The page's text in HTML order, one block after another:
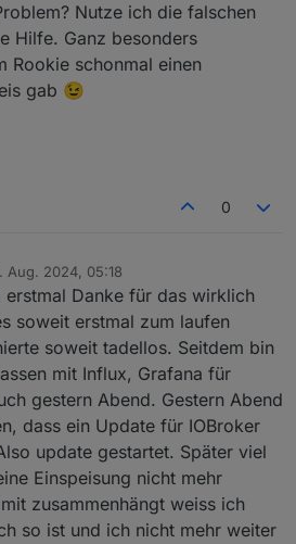
Nutze ich die falschen
Hilfe. Ganz besonders
Rookie schonmal einen
gab 😉
0
Aug. 2024, 05:18
von
erstmal Danke für das wirklich
soweit erstmal zum laufen
soweit tadellos. Seitdem bin
mit Influx, Grafana für
gestern Abend. Gestern Abend
dass ein Update für IOBroker
update gestartet. Später viel
Einspeisung nicht mehr
zusammenhängt weiss ich
so ist und ich nicht mehr weiter